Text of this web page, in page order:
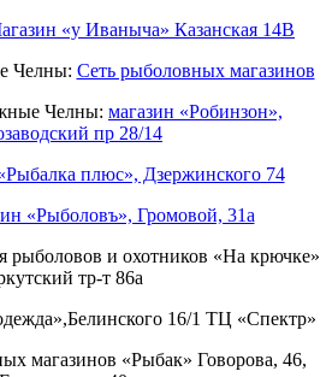
«у Иваныча» Казанская 14В
Челны: Cеть рыболовных магазинов
Челны: магазин «Робинзон»,
пр 28/14
плюс», Дзержинского 74
«Рыболовъ», Громовой, 31а
рыболовов и охотников «На крючке»
тр-т 86а
16/1 ТЦ «Спектр»
магазинов «Рыбак» Говорова, 46,